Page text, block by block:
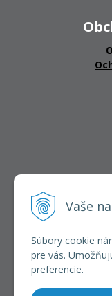
Vaše
Súbory cookie
pre vás.
preferencie.